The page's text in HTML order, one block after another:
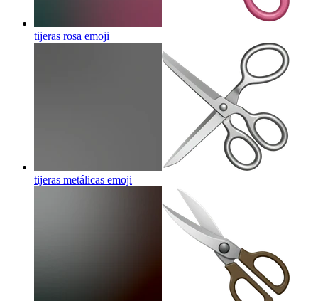
tijeras rosa emoji
tijeras metálicas emoji